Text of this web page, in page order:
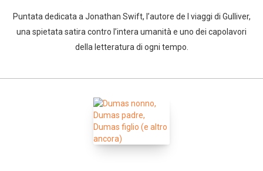
Puntata dedicata a Jonathan Swift, l’autore de I viaggi di Gulliver,
una spietata satira contro l’intera umanità e uno dei capolavori
della letteratura di ogni tempo.